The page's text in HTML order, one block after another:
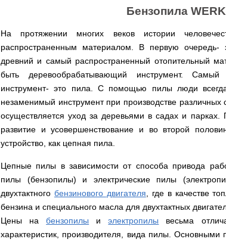
Бензопила
На протяжении многих веков истории
распространенным материалом. В первую
древний и самый распространенный отопительный
быть деревообрабатывающий инструмент. Самый
инструмент- это пила. С помощью пилы люди
незаменимый инструмент при производстве
осуществляется уход за деревьями в садах и
развитие и усовершенствование и во второй
устройство, как цепная пила.
Цепные пилы в зависимости от способа привода
пилы (бензопилы) и электрические пилы
двухтактного бензинового двигателя , где в качестве
бензина и специального масла для двухтактных
Цены набензопилы иэлектропилы весьма
характеристик, производителя, вида пилы.